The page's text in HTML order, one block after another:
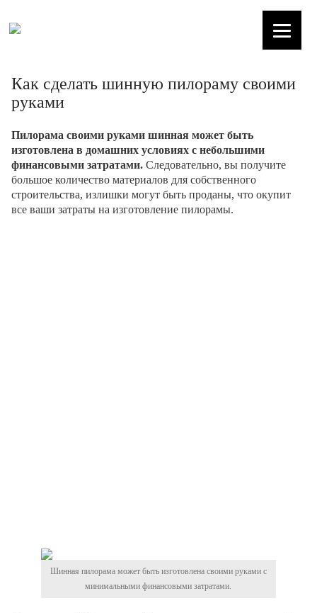
Как сделать шинную пилораму своими
руками
Пилорама своими руками шинная может быть
изготовлена в домашних условиях с небольшими
финансовыми затратами. Следовательно, вы получите
большое количество материалов для собственного
строительства, излишки могут быть проданы, что окупит
все ваши затраты на изготовление пилорамы.
Шинная пилорама может быть изготовлена своими руками с
минимальными финансовыми затратами.